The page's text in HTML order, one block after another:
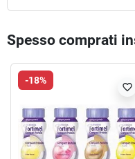
Spesso comprati
-18%
favorite_border